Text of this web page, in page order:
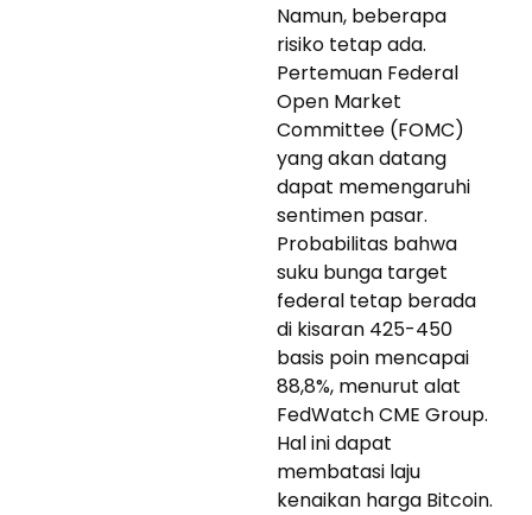
Namun, beberapa
risiko tetap ada.
Pertemuan Federal
Open Market
Committee (FOMC)
yang akan datang
dapat memengaruhi
sentimen pasar.
Probabilitas bahwa
suku bunga target
federal tetap berada
di kisaran 425-450
basis poin mencapai
88,8%, menurut alat
FedWatch CME Group.
Hal ini dapat
membatasi laju
kenaikan harga Bitcoin.